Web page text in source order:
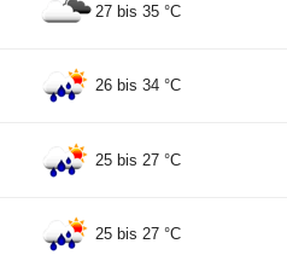
27 bis 35 °C
26 bis 34 °C
25 bis 27 °C
25 bis 27 °C